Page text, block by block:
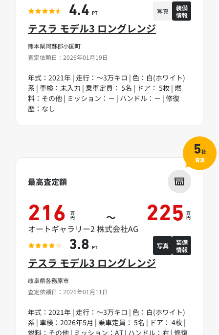
熊本県阿蘇郡小国町
査定依頼日：2026年01月19日
テスラ モデル3 ロングレンジ
年式：2021年 | 走行：～3万キロ | 色：白(ホワイト)
系 | 車検：未入力 | 乗車定員： 5名 | ドア： 5枚 | 燃
料：その他 | ミッション：－ | ハンドル：－ | 修復
歴：なし
4.4 PT 写真
装備
情報
岐阜県各務原市
査定依頼日：2026年01月11日
テスラ モデル3 ロングレンジ
年式：2021年 | 走行：～3万キロ | 色：白(ホワイト)
系 | 車検：2026年5月 | 乗車定員： 5名 | ドア： 4枚 |
燃料：その他 | ミッション：AT | ハンドル：右 | 修復
最高査定額
216 万
円 ～ 225 万
円
オートギャラリー2 株式会社AG
3.8 PT 写真
装備
情報
5社
査定